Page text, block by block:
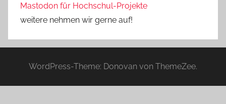
Mastodon für Hochschul-Projekte
weitere nehmen wir gerne auf!
WordPress-Theme: Donovan von ThemeZee.